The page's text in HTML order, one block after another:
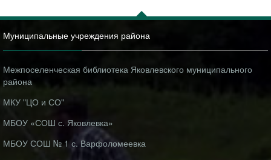
Муниципальные учреждения района
Межпоселенческая библиотека Яковлевского муниципального
района
МКУ "ЦО и СО"
МБОУ «СОШ с. Яковлевка»
МБОУ СОШ № 1 с. Варфоломеевка